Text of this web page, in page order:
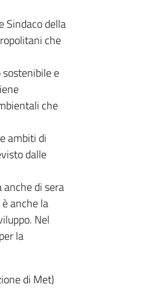
Sindaco della
che
e
che
ambiti di
dalle
anche di sera
anche la
Nel
la
di Met)